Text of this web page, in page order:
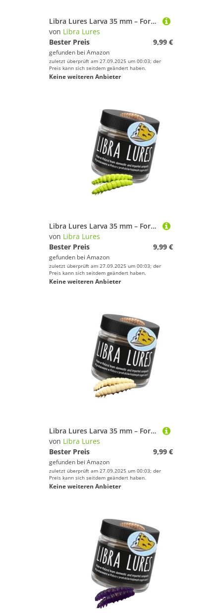
Libra Lures Larva 35 mm – Forellenköder mit Käse-Aroma | Ultraweicher Softbait, schwimmfähig | 12 Stück | für UL, Tremarella & Sbirolino | Bienenmade-Imitation | Farbe: 001 (White)
von Libra Lures
Bester Preis
9,99 €
gefunden bei Amazon
zuletzt überprüft am 27.09.2025 um 00:03; der
Preis kann sich seitdem geändert haben.
Keine weiteren Anbieter
Libra Lures Larva 35 mm – Forellenköder mit Käse-Aroma | Ultraweicher Softbait, schwimmfähig | 12 Stück | für UL, Tremarella & Sbirolino | Bienenmade-Imitation | Farbe: 027 (Apple Green)
von Libra Lures
Bester Preis
9,99 €
gefunden bei Amazon
zuletzt überprüft am 27.09.2025 um 00:03; der
Preis kann sich seitdem geändert haben.
Keine weiteren Anbieter
Libra Lures Larva 35 mm – Forellenköder mit Käse-Aroma | Ultraweicher Softbait, schwimmfähig | 12 Stück | für UL, Tremarella & Sbirolino | Bienenmade-Imitation | Farbe: 005 (Cheese)
von Libra Lures
Bester Preis
9,99 €
gefunden bei Amazon
zuletzt überprüft am 27.09.2025 um 00:03; der
Preis kann sich seitdem geändert haben.
Keine weiteren Anbieter